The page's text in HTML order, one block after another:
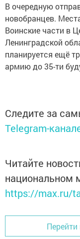
В очередную
новобранцев.
Воинские части в
Ленинградской
планируется ещё
армию до 35-ти
Следите за
Telegram-
Читайте
национальном
https://max.ru/
Перейти